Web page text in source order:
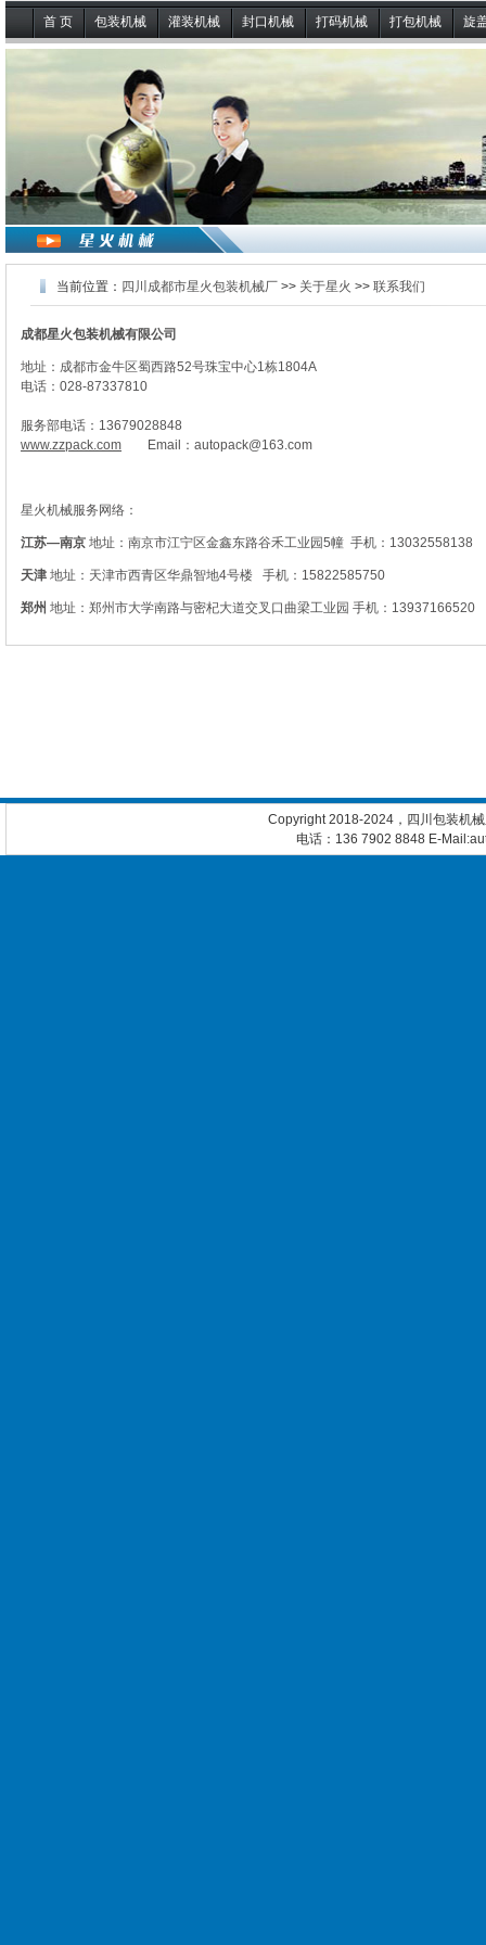
首 页 包装机械 灌装机械 封口机械 打码机械 打包机械 旋
当前位置： 四川成都市星火包装机械厂 >> 关于星火 >> 联系我们
成都星火包装机械有限公司
地址：成都市金牛区蜀西路52号珠宝中心1栋1804A
电话：028-87337810
服务部电话：13679028848
www.zzpack.com
Email：autopack@163.com
星火机械服务网络：
江苏—南京 地址：南京市江宁区金鑫东路谷禾工业园5幢 手机：13032558138
天津 地址： 天津市西青区华鼎智地4号楼 手机：15822585750
郑州 地址： 郑州市大学南路与密杞大道交叉口曲梁工业园 手机：13937166520
Copyright 2018-2024，四川包装机
电话：136 7902 8848 E-